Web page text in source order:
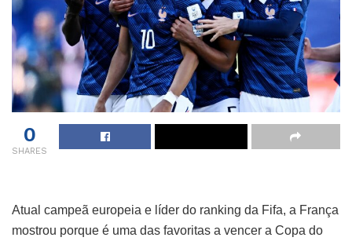
0
SHARES
Atual campeã europeia e líder do ranking da Fifa, a França
mostrou porque é uma das favoritas a vencer a Copa do